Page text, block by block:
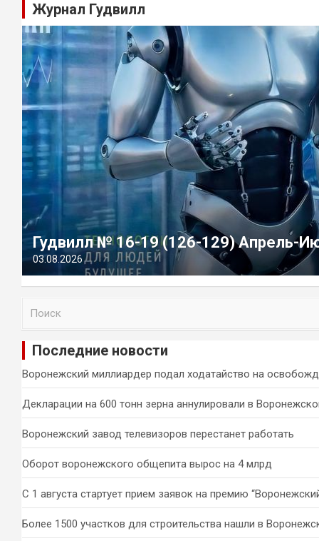
Журнал Гудвилл
Гудвилл № 16-19 (126-129) Апрель-
03.08.2026
и
Последние новости
Воронежский миллиардер подал ходатайство на
Декларации на 600 тонн зерна аннулировали в
Воронежский завод телевизоров перестанет работать
Оборот воронежского общепита вырос на 4 млрд
С 1 августа стартует прием заявок на премию
Более 1500 участков для строительства нашли в